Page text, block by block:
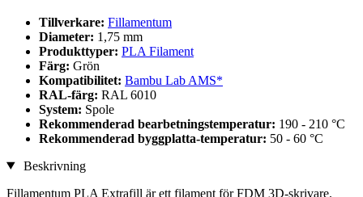
Tillverkare: Fillamentum
Diameter: 1,75 mm
Produkttyper: PLA Filament
Färg: Grön
Kompatibilitet: Bambu Lab AMS*
RAL-färg: RAL 6010
System: Spole
Rekommenderad bearbetningstemperatur: 190 - 210 °C
Rekommenderad byggplatta-temperatur: 50 - 60 °C
Beskrivning
Fillamentum PLA Extrafill är ett filament för FDM 3D-skrivare.